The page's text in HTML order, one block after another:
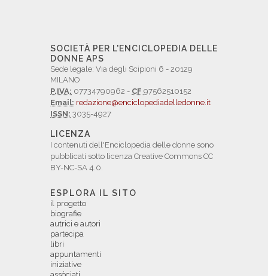
SOCIETÀ PER L'ENCICLOPEDIA DELLE
DONNE APS
Sede legale: Via degli Scipioni 6 - 20129
MILANO
P.IVA: 07734790962 - CF 97562510152
Email: redazione@enciclopediadelledonne.it
ISSN: 3035-4927
LICENZA
I contenuti dell'Enciclopedia delle donne sono
pubblicati sotto licenza Creative Commons CC
BY-NC-SA 4.0.
ESPLORA IL SITO
il progetto
biografie
autrici e autori
partecipa
libri
appuntamenti
iniziative
assòciati